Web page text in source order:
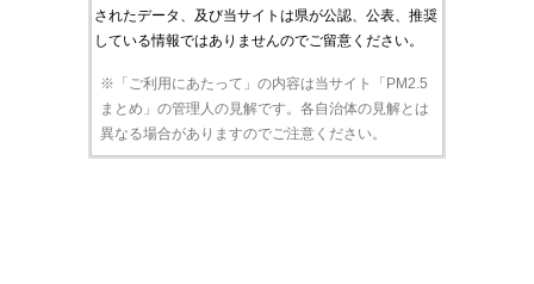
されたデータ、及び当サイトは県が公認、公表、推奨
している情報ではありませんのでご留意ください。
※「ご利用にあたって」の内容は当サイト「PM2.5
まとめ」の管理人の見解です。各自治体の見解とは
異なる場合がありますのでご注意ください。